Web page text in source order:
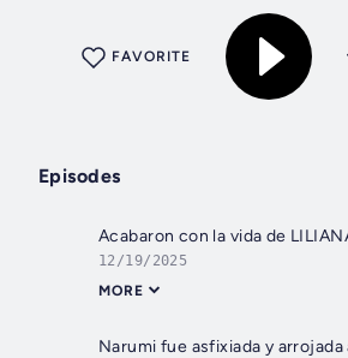
FAVORITE
Episodes
12/19/2025
MORE
Narumi fue asfixiada y